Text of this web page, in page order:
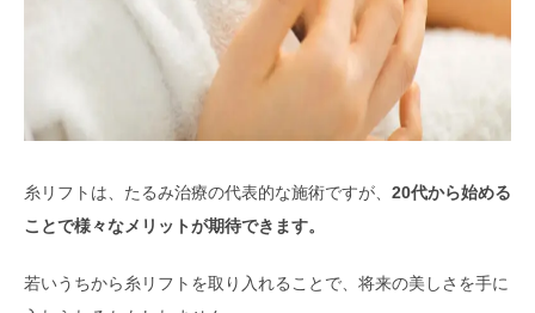
糸リフトは、たるみ治療の代表的な施術ですが、 20代から始める
ことで様々なメリットが期待できます。
若いうちから糸リフトを取り入れることで、将来の美しさを手に